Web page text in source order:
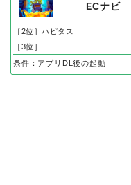
ECナビ
［2位］ハピタス
［3位］
条件：アプリDL後の起動